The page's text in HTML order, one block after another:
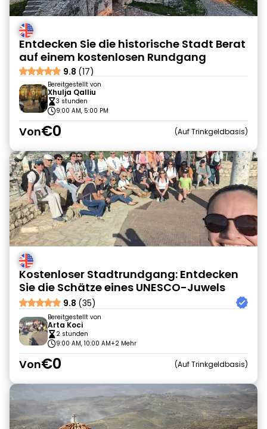
Entdecken Sie die historische Stadt Berat
auf einem kostenlosen Rundgang
9.8 (17)
Bereitgestellt von
Xhulja Qalliu
3 stunden
9:00 AM, 5:00 PM
Von€0 Auf Trinkgeldbasis
Kostenloser Stadtrundgang: Entdecken
Sie die Schätze eines UNESCO-Juwels
9.8 (35)
Bereitgestellt von
Arta Koci
2 stunden
9:00 AM, 10:00 AM+2 Mehr
Von€0 Auf Trinkgeldbasis